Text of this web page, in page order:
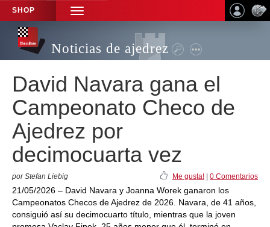
SHOP
TOGGLE
NAVIGATION
Noticias de ajedrez
David Navara gana el
Campeonato Checo de
Ajedrez por
decimocuarta vez
por Stefan Liebig Me gusta! 0 Comentarios
21/05/2026 – David Navara y Joanna Worek ganaron los
Campeonatos Checos de Ajedrez de 2026. Navara, de 41 años,
consiguió así su decimocuarto título, mientras que la joven